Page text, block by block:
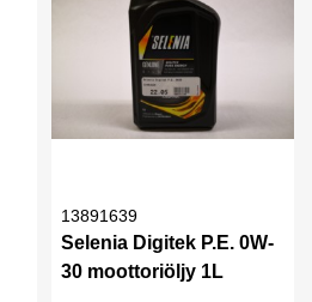
13891639
Selenia Digitek P.E. 0W-
30 moottoriöljy 1L